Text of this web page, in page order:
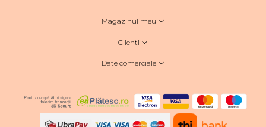
Magazinul meu
Clienti
Date comerciale